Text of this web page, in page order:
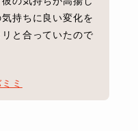
持ちに良い変化を
と合っていたので
ミ